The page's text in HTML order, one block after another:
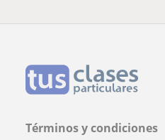
Términos y condiciones